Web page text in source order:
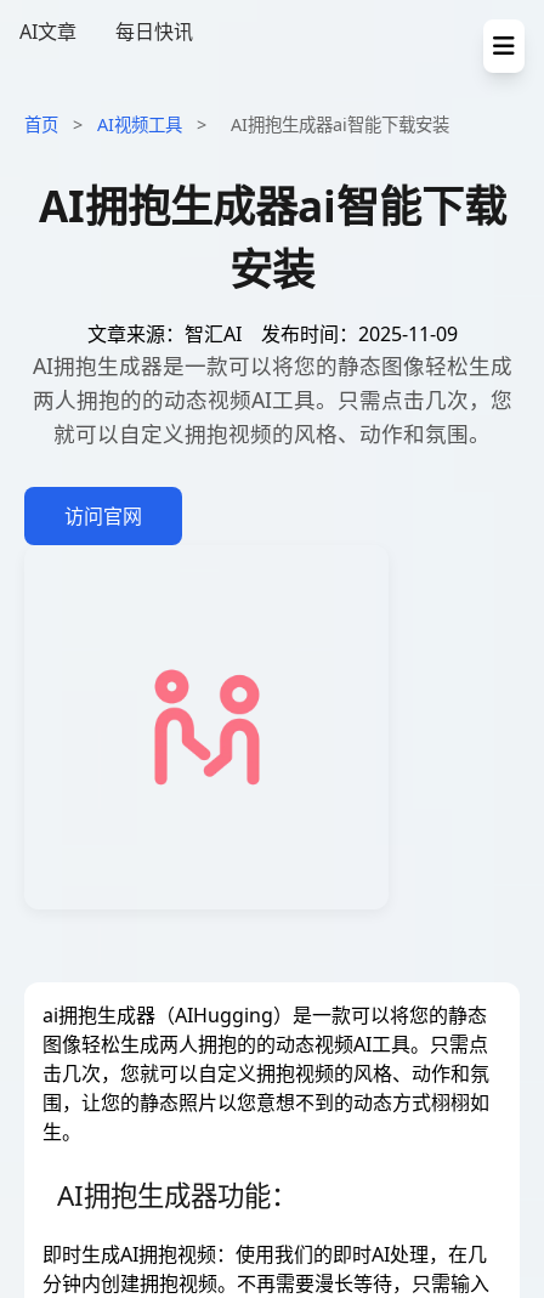
AI文章 每日快讯
首页 > AI视频工具 > AI拥抱生成器ai智能下载安装
AI拥抱生成器ai智能下载
安装
文章来源：智汇AI 发布时间：2025-11-09
AI拥抱生成器是一款可以将您的静态图像轻松生成
两人拥抱的的动态视频AI工具。只需点击几次，您
就可以自定义拥抱视频的风格、动作和氛围。
访问官网
ai拥抱生成器（AIHugging）是一款可以将您的静态
图像轻松生成两人拥抱的的动态视频AI工具。只需点
击几次，您就可以自定义拥抱视频的风格、动作和氛
围，让您的静态照片以您意想不到的动态方式栩栩如
生。
AI拥抱生成器功能：
即时生成AI拥抱视频：使用我们的即时AI处理，在几
分钟内创建拥抱视频。不再需要漫长等待，只需输入